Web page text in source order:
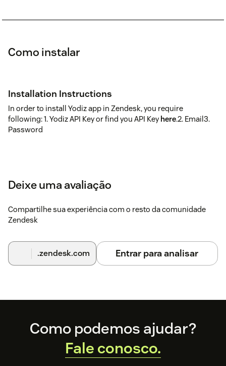
Como instalar
Installation Instructions
In order to install Yodiz app in Zendesk, you require
following: 1. Yodiz API Key or find you API Keyhere.2. Email3.
Password
Deixe uma avaliação
Compartilhe sua experiência com o resto da comunidade
Zendesk
.zendesk.com Entrar para analisar
FooterComo podemos ajudar?
Fale conosco.